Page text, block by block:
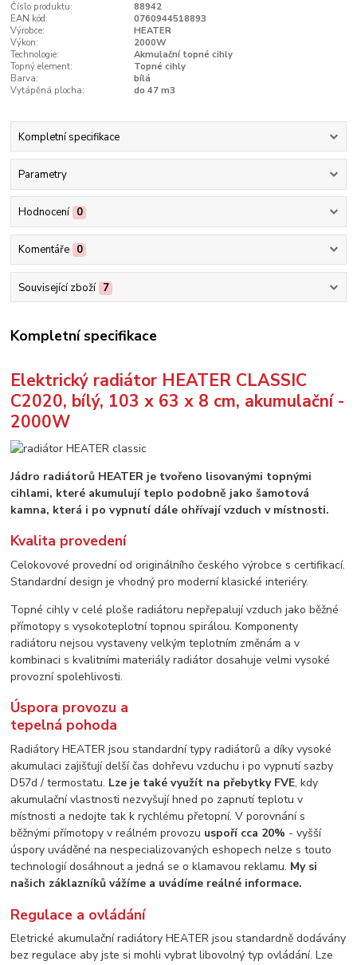
Číslo produktu:
88942
EAN kód:
0760944518893
Výrobce:
HEATER
Výkon:
2000W
Technologie:
Akmulační topné cihly
Topný element:
Topné cihly
Barva:
bílá
Vytápěná plocha:
do 47 m3
Kompletní specifikace
Parametry
Hodnocení 0
Komentáře 0
Související zboží 7
Kompletní specifikace
Elektrický radiátor HEATER CLASSIC
C2020, bílý, 103 x 63 x 8 cm, akumulační -
2000W
Jádro radiátorů HEATER je tvořeno lisovanými topnými
cihlami, které akumulují teplo podobně jako šamotová
kamna, která i po vypnutí dále ohřívají vzduch v místnosti.
Kvalita provedení
Celokovové provední od originálního českého výrobce s certifikací.
Standardní design je vhodný pro moderní klasické interiéry.
Topné cihly v celé ploše radiátoru nepřepalují vzduch jako běžné
přímotopy s vysokoteplotní topnou spirálou. Komponenty
radiátoru nejsou vystaveny velkým teplotním změnám a v
kombinaci s kvalitními materiály radiátor dosahuje velmi vysoké
provozní spolehlivosti.
Úspora provozu a
tepelná pohoda
Radiátory HEATER jsou standardní typy radiátorů a díky vysoké
akumulaci zajišťují delší čas dohřevu vzduchu i po vypnutí sazby
D57d / termostatu. Lze je také využít na přebytky FVE, kdy
akumulační vlastnosti nezvyšují hned po zapnutí teplotu v
místnosti a nedojte tak k rychlému přetopní. V porovnání s
běžnými přímotopy v reálném provozu uspoří cca 20% - vyšší
úspory uváděné na nespecializovaných eshopech nelze s touto
technologií dosáhnout a jedná se o klamavou reklamu. My si
našich záklazníků vážíme a uvádíme reálné informace.
Regulace a ovládání
Eletrické akumulační radiátory HEATER jsou standardně dodávány
bez regulace aby jste si mohli vybrat libovolný typ ovládání. Lze